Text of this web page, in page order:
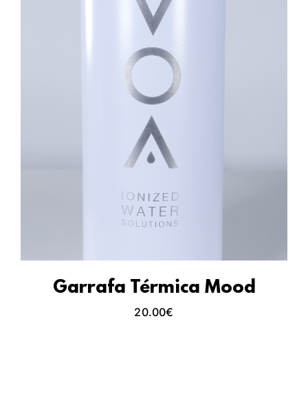
Garrafa Térmica Mood
20.00€